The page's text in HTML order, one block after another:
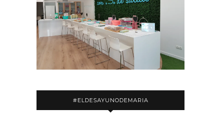
#ELDESAYUNODEMARIA